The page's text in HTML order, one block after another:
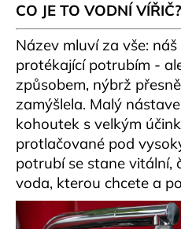
CO JE TO VODNÍ VÍŘIČ?
Název mluví za vše:
protékající potrubím -
způsobem, nýbrž
zamýšlela. Malý
kohoutek s velkým
protlačované pod
potrubí se stane vitální,
voda, kterou chcete a
r
u
č
u
j
e
m
e